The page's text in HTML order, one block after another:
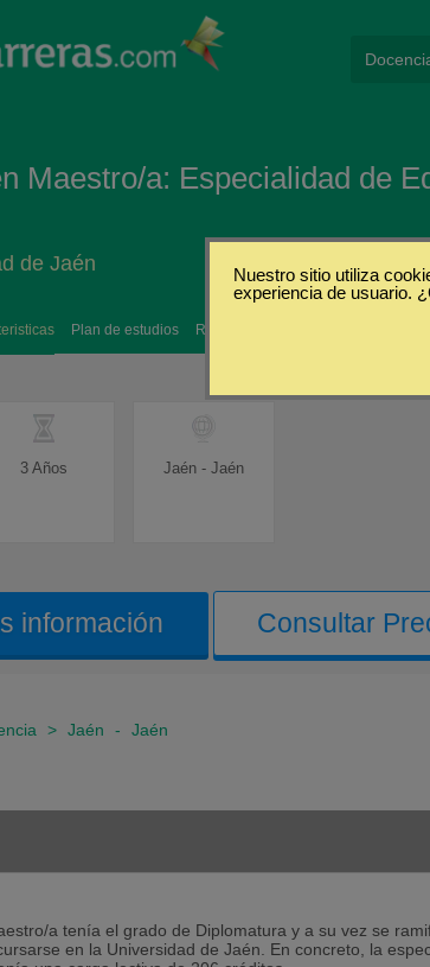
Maestro/a: Especialidad de
de Jaén
Plan de estudios Requisitos
3 Años Jaén - Jaén
información Consultar
> Jaén - Jaén
a tenía el grado de Diplomatura y a su vez se
en la Universidad de Jaén. En concreto, la
Nuestro sitio utiliza
experiencia de usuario.